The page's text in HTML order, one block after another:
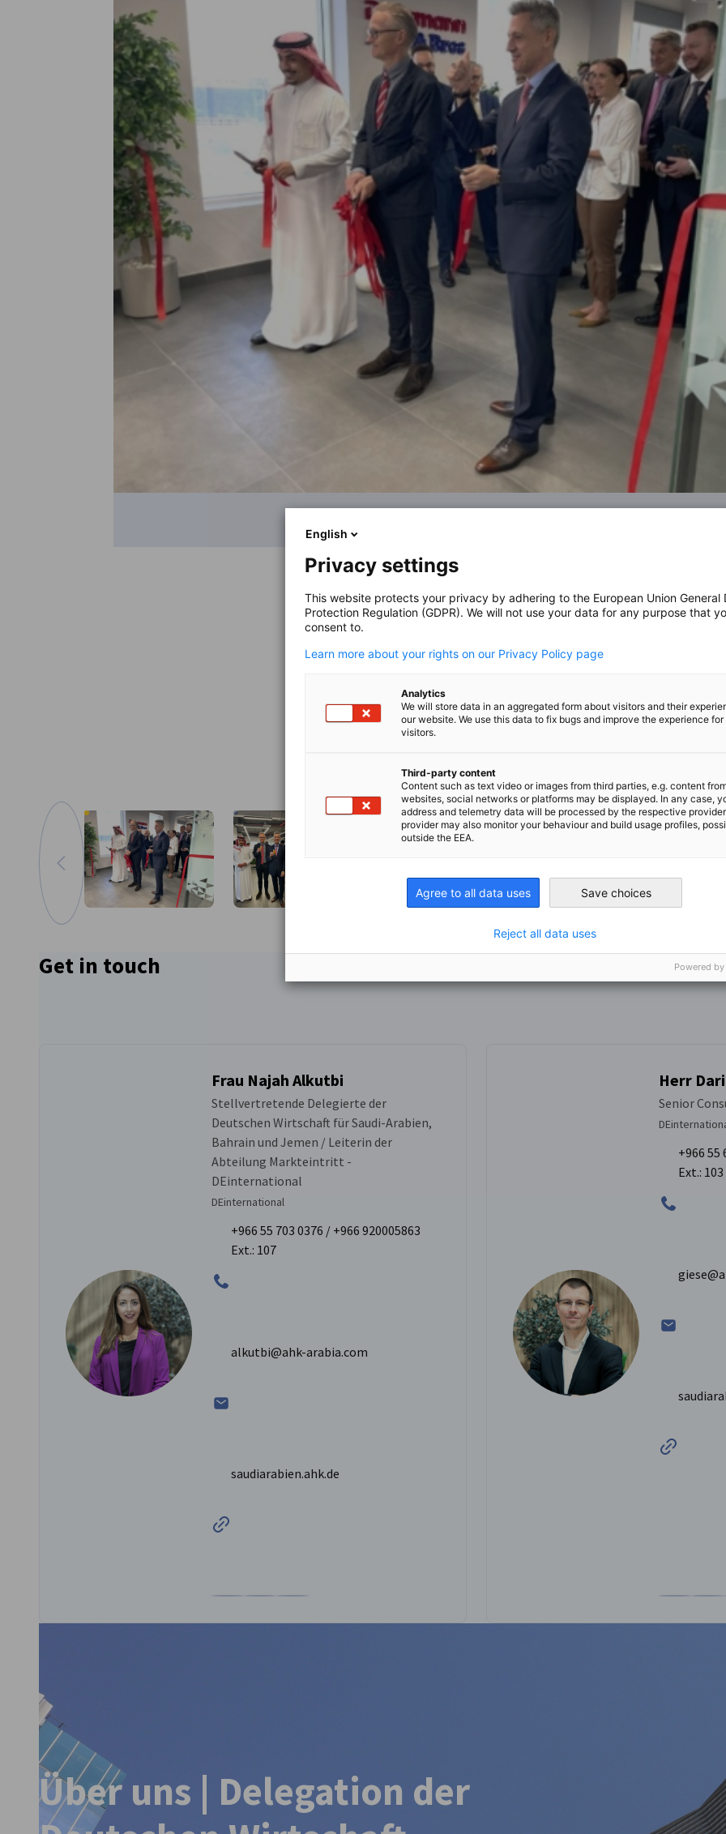
zum vorherigen Bild
Bild 1 von 6
1 / 6
zum nächsten Bild
Vergrößern
zum vorherigen Bild
Bildbeschreibung nicht verfügbar
Dussmann Ajlan Regional Headquarters
Get in touch
Frau Najah Alkutbi
Stellvertretende Delegierte der
Deutschen Wirtschaft für Saudi-Arabien,
Bahrain und Jemen / Leiterin der
Abteilung Markteintritt -
DEinternational
DEinternational
+966 55 703 0376 / +966 920005863
Ext.: 107
alkutbi@ahk-arabia.com
saudiarabien.ahk.de
Herr
Senior
+966 55
Ext.: 103
Über uns | Delegation der
NEUIGKEITEN
English
Privacy settings
This website protects your privacy by adhering to the European Union General
Protection Regulation (GDPR). We will not use your data for any purpose that
consent to.
Learn more about your rights on our Privacy Policy page
Analytics
We will store data in an aggregated form about visitors and their
our website. We use this data to fix bugs and improve the experience for
visitors.
Third-party content
Content such as text video or images from third parties, e.g. content
websites, social networks or platforms may be displayed. In any case,
address and telemetry data will be processed by the respective
provider may also monitor your behaviour and build usage profiles,
outside the EEA.
Agree to all data uses Save choices
Reject all data uses
Powered by